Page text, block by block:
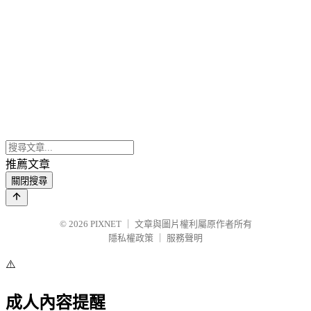
推薦文章
關閉搜尋
© 2026 PIXNET
文章與圖片權利屬原作者所有
隱私權政策
服務聲明
⚠️
成人內容提醒